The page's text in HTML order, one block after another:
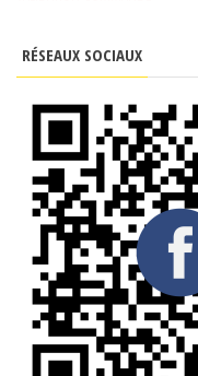
RÉSEAUX SOCIAUX